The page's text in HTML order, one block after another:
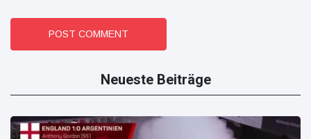
POST COMMENT
Neueste Beiträge